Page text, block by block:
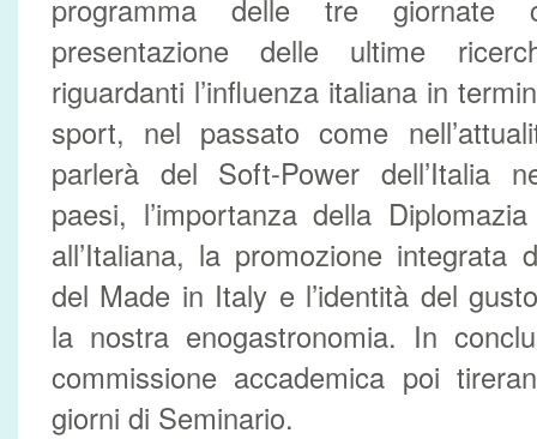
programma delle tre giornate
presentazione delle ultime
riguardanti l’influenza italiana in
sport, nel passato come
parlerà del Soft-Power dell’Italia
paesi, l’importanza della
all’Italiana, la promozione integrata
del Made in Italy e l’identità del
la nostra enogastronomia. In
commissione accademica poi
giorni di Seminario.